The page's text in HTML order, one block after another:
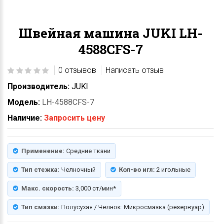
Швейная машина JUKI LH-
4588CFS-7
0 отзывов
Написать отзыв
Производитель: JUKI
Модель: LH-4588CFS-7
Наличие: Запросить цену
Применение: Средние ткани
Тип стежка: Челночный Кол-во игл: 2 игольные
Макс. скорость: 3,000 ст/мин*
Тип смазки: Полусухая / Челнок: Микросмазка (резервуар)